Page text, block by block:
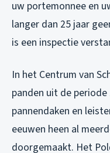
uw portemonnee en
langer dan 25 jaar
is een inspectie
In het Centrum van
panden uit de
pannendaken en
eeuwen heen al
doorgemaakt. Het